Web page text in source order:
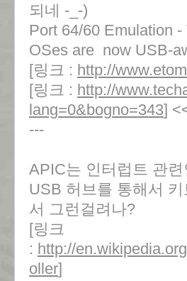
되네 -_-)
Port 64/60 Emulation
OSes are now USB-
[링크 : http://
[링크 : http://
lang=0&bogno=343]
---
APIC는 인터럽트 관련
USB 허브를 통해서
서 그런걸려나?
[링크
: http://
oller]